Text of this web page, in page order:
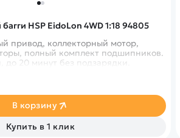
HSP EidoLon 4WD 1:18 94805
привод, коллекторный мотор,
полный комплект подшипников.
до 20 минут без подзарядки.
В корзину
Купить в 1 клик